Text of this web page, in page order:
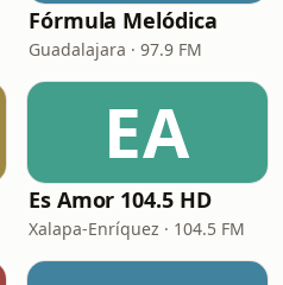
Fórmula Melódica
Guadalajara · 97.9 FM
EA
Es Amor 104.5 HD
Xalapa-Enríquez · 104.5 FM